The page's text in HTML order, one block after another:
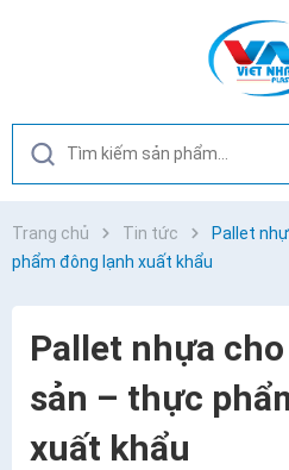
Trang chủ Tin tức
Pallet
phẩm đông lạnh xuất khẩu
Pallet nhựa
sản – thực
xuất khẩu